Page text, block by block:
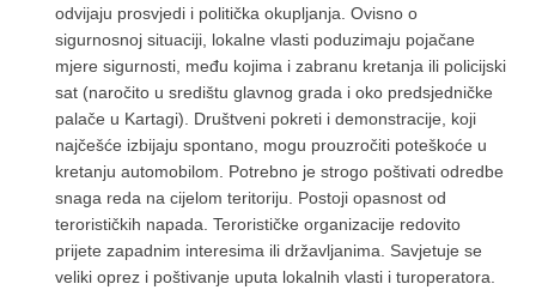
odvijaju prosvjedi i politička okupljanja. Ovisno o
sigurnosnoj situaciji, lokalne vlasti poduzimaju pojačane
mjere sigurnosti, među kojima i zabranu kretanja ili policijski
sat (naročito u središtu glavnog grada i oko predsjedničke
palače u Kartagi). Društveni pokreti i demonstracije, koji
najčešće izbijaju spontano, mogu prouzročiti poteškoće u
kretanju automobilom. Potrebno je strogo poštivati odredbe
snaga reda na cijelom teritoriju. Postoji opasnost od
terorističkih napada. Terorističke organizacije redovito
prijete zapadnim interesima ili državljanima. Savjetuje se
veliki oprez i poštivanje uputa lokalnih vlasti i turoperatora.